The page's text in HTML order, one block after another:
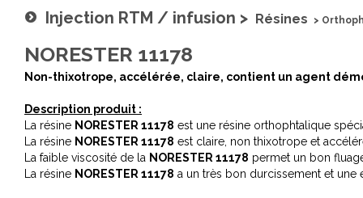
Injection RTM / infusion > Résines >
NORESTER 11178
Non-thixotrope, accélérée, claire, contient un agent
Description produit :
La résine NORESTER 11178 est une résine orthophtalique
La résine NORESTER 11178 est claire, non thixotrope et
La faible viscosité de la NORESTER 11178 permet un bon
La résine NORESTER 11178 a un très bon durcissement et une